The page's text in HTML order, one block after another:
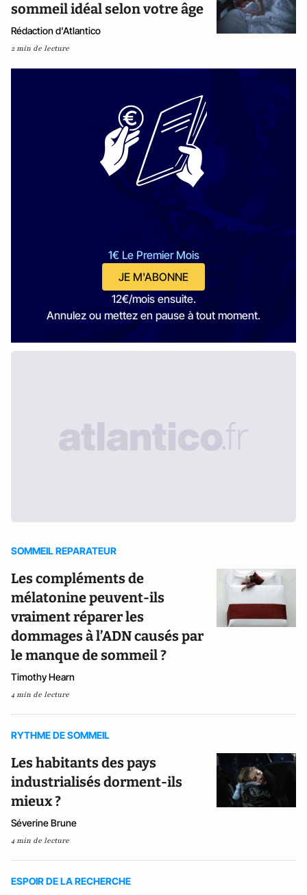
sommeil idéal selon votre âge
Rédaction d'Atlantico
2 min de lecture
1€ Le Premier Mois
JE M'ABONNE
12€/mois ensuite.
Annulez ou mettez en pause à tout moment.
SOMMEIL REPARATEUR
Les compléments de
mélatonine peuvent-ils
vraiment réparer les
dommages à l’ADN causés par
le manque de sommeil ?
Timothy Hearn
4 min de lecture
RYTHME DE SOMMEIL
Les habitants des pays
industrialisés dorment-ils
mieux ?
Séverine Brune
4 min de lecture
ESPOIR DE LA RECHERCHE